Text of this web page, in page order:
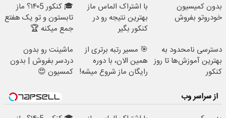
بدون کمیسیون
خودروتو بفروش
با اشتراک الماس ماز
بهترین نتیجه رو در
کنکور بگیر
🎓 کنکور ۱۴۰5؟ ماز
تابستون و تو یک هفتع
جمع میکنه 🏆
دسترسی نامحدود به
بهترین آموزش‌ها تا روز
کنکور
🎯 مسیر رتبه برتری از
همین الان، با دوره
رایگان ماز شروع میشه!
ماشینت رو بدون
دردسر بفروش | بدون
کمسیون 😍
از سراسر وب